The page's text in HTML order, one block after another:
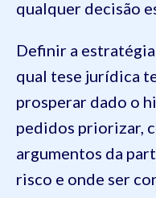
qualquer decisão
Definir a
qual tese jurídica
prosperar dado o
pedidos priorizar,
argumentos da
risco e onde ser